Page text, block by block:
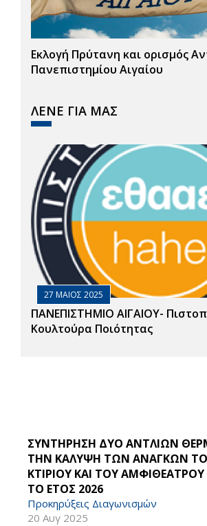
Εκλογή Πρύτανη και ορισμός
Πανεπιστημίου Αιγαίου
ΛΕΝΕ ΓΙΑ ΜΑΣ
27 ΜΑΙΟΣ 2025
ΠΑΝΕΠΙΣΤΗΜΙΟ ΑΙΓΑΙΟΥ-
Κουλτούρα Ποιότητας
ΣΥΝΤΗΡΗΣΗ ΔΥΟ ΑΝΤΛΙΩΝ
ΤΗΝ ΚΑΛΥΨΗ ΤΩΝ ΑΝΑΓΚΩΝ
ΚΤΙΡΙΟΥ ΚΑΙ ΤΟΥ ΑΜΦΙΘΕΑΤΡΟΥ
ΤΟ ΕΤΟΣ 2026
Προκηρύξεις Διαγωνισμών
20 Αυγ 2025